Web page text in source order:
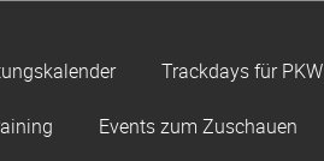
Trackdays für PKW
Events zum Zuschauen